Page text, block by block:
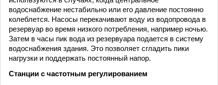
водоснабжение нестабильно или его давление постоянно
колеблется. Насосы перекачивают воду из водопровода в
резервуар во время низкого потребления, например ночью.
Затем в часы пик вода из резервуара подается в систему
водоснабжения здания. Это позволяет сгладить пики
нагрузки и поддержать постоянный напор.
Станции с частотным регулированием